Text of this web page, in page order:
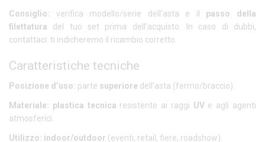
Consiglio: verifica modello/serie dell’asta e il passo della
filettatura del tuo set prima dell’acquisto. In caso di dubbi,
contattaci: ti indicheremo il ricambio corretto.
Caratteristiche tecniche
Posizione d’uso: parte superiore dell’asta (fermo/braccio).
Materiale: plastica tecnica resistente ai raggi UVe agli agenti
atmosferici.
Utilizzo: indoor/outdoor (eventi, retail, fiere, roadshow).